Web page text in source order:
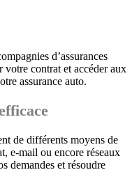
d’assurances
contrat et accéder aux
assurance auto.
de différents moyens de
e-mail ou encore réseaux
demandes et résoudre